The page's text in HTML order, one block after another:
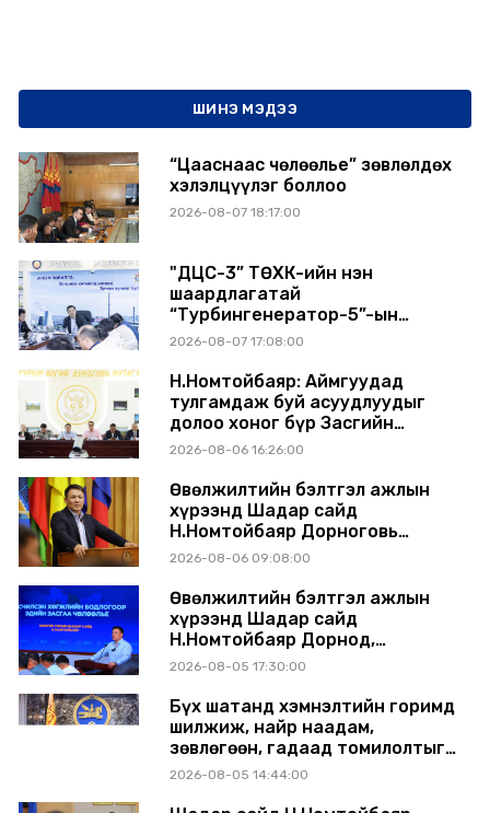
ШИНЭ МЭДЭЭ
“Цааснаас чөлөөлье” зөвлөлдөх
хэлэлцүүлэг боллоо
2026-08-07 18:17:00
"ДЦС-3” ТӨХК-ийн нэн
шаардлагатай
“Турбингенератор-5”-ын
шинэчлэлийн төсвийг
2026-08-07 17:08:00
Н.Номтойбаяр: Аймгуудад
тулгамдаж буй асуудлуудыг
долоо хоног бүр Засгийн
газрын хуралдаанд
2026-08-06 16:26:00
Өвөлжилтийн бэлтгэл ажлын
хүрээнд Шадар сайд
Н.Номтойбаяр Дорноговь
аймагт ажиллав
2026-08-06 09:08:00
Өвөлжилтийн бэлтгэл ажлын
хүрээнд Шадар сайд
Н.Номтойбаяр Дорнод,
Сүхбаатар аймагт ажиллав
2026-08-05 17:30:00
Бүх шатанд хэмнэлтийн горимд
шилжиж, найр наадам,
зөвлөгөөн, гадаад томилолтыг
хориглолоо
2026-08-05 14:44:00